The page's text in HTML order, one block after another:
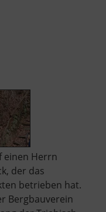
einen Herrn
der das
betrieben hat.
Bergbauverein